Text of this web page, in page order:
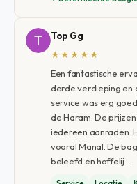
Top Gg
★★★★★
Een fantastische
derde verdieping en
service was erg
de Haram. De
iedereen aanraden.
vooral Manal. De
beleefd en hoffelij…